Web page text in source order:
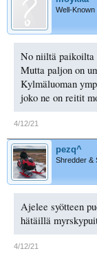
Well-Known
No niiltä paikoilta
Mutta paljon on
Kylmäluoman
joko ne on reitit
4/12/21
pezq^
Shredder &
Ajelee syötteen
hätäillä
4/12/21